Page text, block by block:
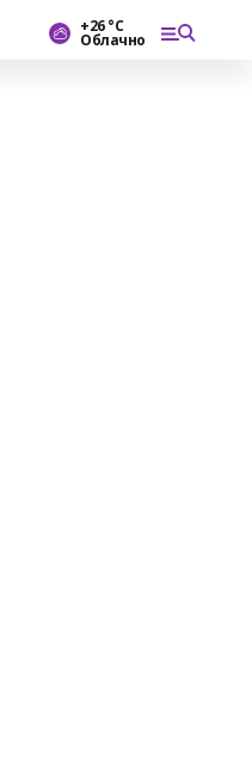
+26 °С
Облачно